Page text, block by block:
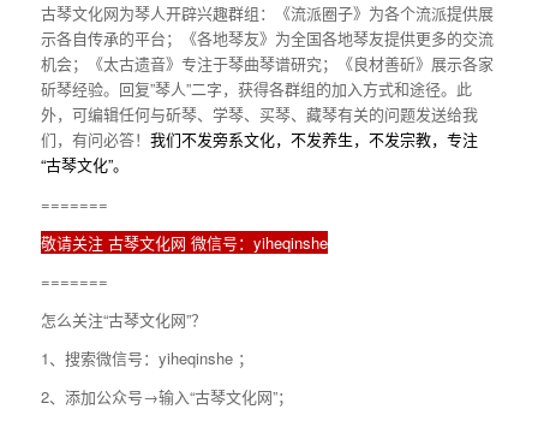
古琴文化网为琴人开辟兴趣群组：《流派圈子》为各个流派提供展
示各自传承的平台；《各地琴友》为全国各地琴友提供更多的交流
机会；《太古遗音》专注于琴曲琴谱研究；《良材善斫》展示各家
斫琴经验。回复”琴人”二字，获得各群组的加入方式和途径。此
外，可编辑任何与斫琴、学琴、买琴、藏琴有关的问题发送给我
们，有问必答！ 我们不发旁系文化，不发养生，不发宗教，专注
“古琴文化”。
=======
敬请关注 古琴文化网 微信号：yiheqinshe
=======
怎么关注“古琴文化网”？
1、搜索微信号：yiheqinshe ；
2、添加公众号→输入“古琴文化网”；